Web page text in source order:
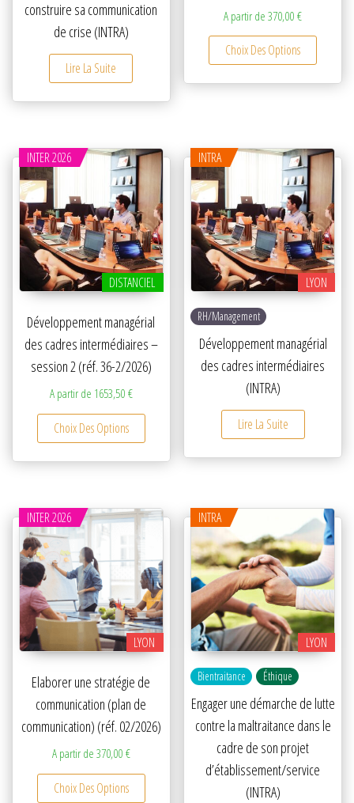
construire sa communication
de crise (INTRA)
Lire La Suite
A partir de370,00€
Choix Des Options Ce
INTER 2026
DISTANCIEL
Développement managérial
des cadres intermédiaires –
session 2 (réf. 36-2/2026)
A partir de 1653,50€
Choix Des Options Ce produit a plusieurs variations. Les
LYON
INTRA
RH/Management
Développement managérial
des cadres intermédiaires
(INTRA)
Lire La Suite
LYON
INTER 2026
Elaborer une stratégie de
communication (plan de
communication) (réf. 02/2026)
A partir de370,00€
Choix Des Options Ce produit a plusieurs variations. Les
LYON
INTRA
Bientraitance Éthique
Engager une démarche de lutte
contre la maltraitance dans le
cadre de son projet
d’établissement/service
(INTRA)